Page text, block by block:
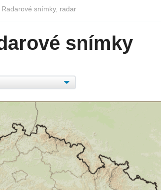
Radarové snímky, radar
snímky